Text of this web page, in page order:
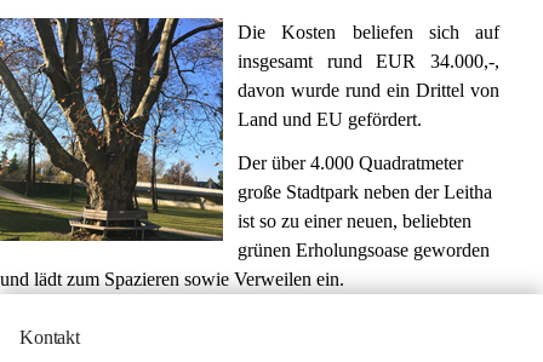
Die Kosten beliefen sich auf
insgesamt rund EUR 34.000,-,
davon wurde rund ein Drittel von
Land und EU gefördert.
Der über 4.000 Quadratmeter
große Stadtpark neben der Leitha
ist so zu einer neuen, beliebten
grünen Erholungsoase geworden
und lädt zum Spazieren sowie Verweilen ein.
Kontakt